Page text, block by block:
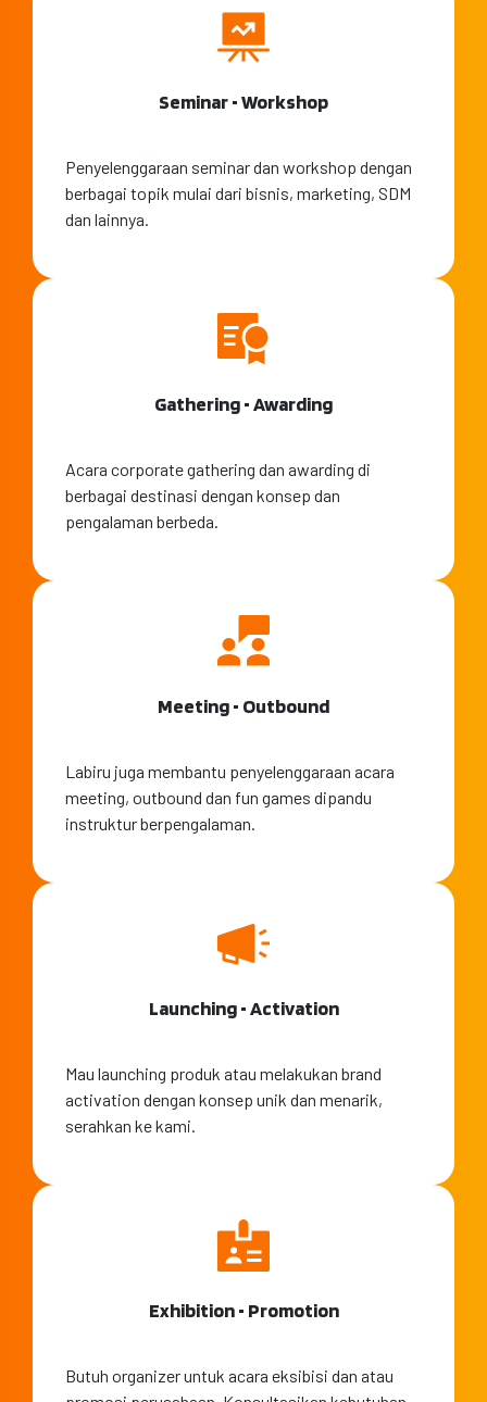
Seminar • Workshop
Penyelenggaraan seminar dan workshop dengan
berbagai topik mulai dari bisnis, marketing, SDM
dan lainnya.
Gathering • Awarding
Acara corporate gathering dan awarding di
berbagai destinasi dengan konsep dan
pengalaman berbeda.
Meeting • Outbound
Labiru juga membantu penyelenggaraan acara
meeting, outbound dan fun games dipandu
instruktur berpengalaman.
Launching • Activation
Mau launching produk atau melakukan brand
activation dengan konsep unik dan menarik,
serahkan ke kami.
Exhibition • Promotion
Butuh organizer untuk acara eksibisi dan atau